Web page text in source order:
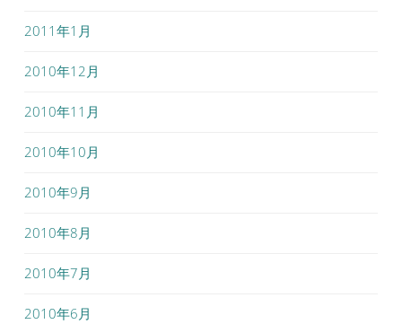
2011年1月
2010年12月
2010年11月
2010年10月
2010年9月
2010年8月
2010年7月
2010年6月